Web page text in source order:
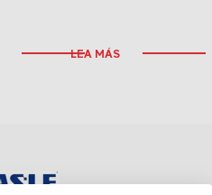
LEA MÁS